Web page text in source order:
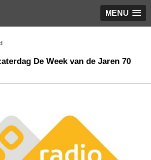
MENU
De Week van de Jaren 70